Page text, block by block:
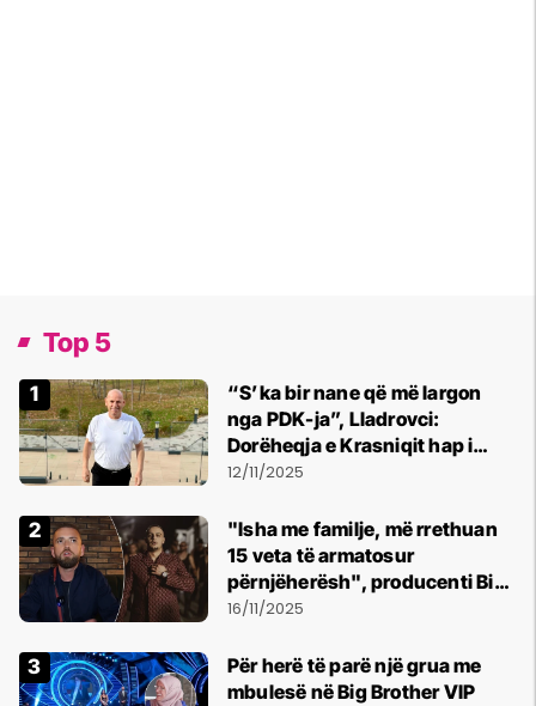
Top 5
“S’ka bir nane që më largon
nga PDK-ja”, Lladrovci:
Dorëheqja e Krasniqit hap i
pritshëm - e përkrahim
Hamza
12/11/2025
"Isha me familje, më rrethuan
15 veta të armatosur
përnjëherësh", producenti Bini
Diez pranon se u kërcënua nga
16/11/2025
Për herë të parë një grua me
mbulesë në Big Brother VIP